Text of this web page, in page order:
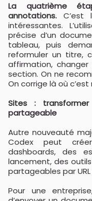
La quatrième
annotations. C’est
intéressantes.
précise d’un
tableau, puis
reformuler un titre,
affirmation,
section. On ne
On corrige là où c’est
Sites :
partageable
Autre nouveauté
Codex peut
dashboards, des
lancement, des
partageables par
Pour une